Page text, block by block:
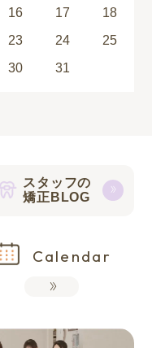
16 17
18
23 24
25
30 31
スタッフの
矯正BLOG
Calendar